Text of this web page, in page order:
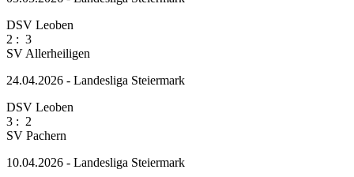
DSV Leoben
2 : 3
SV Allerheiligen
24.04.2026 - Landesliga Steiermark
DSV Leoben
3 : 2
SV Pachern
10.04.2026 - Landesliga Steiermark